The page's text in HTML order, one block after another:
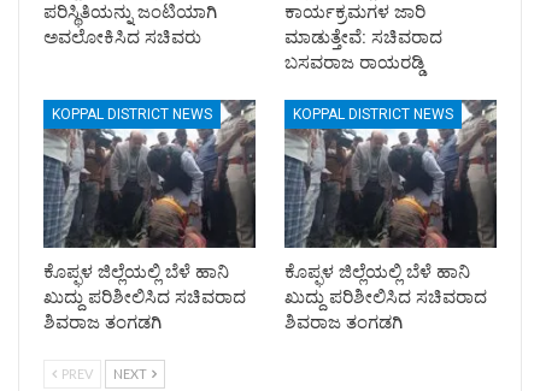
ಪರಿಸ್ಥಿತಿಯನ್ನು ಜಂಟಿಯಾಗಿ
ಅವಲೋಕಿಸಿದ ಸಚಿವರು
ಕಾರ್ಯಕ್ರಮಗಳ ಜಾರಿ
ಮಾಡುತ್ತೇವೆ: ಸಚಿವರಾದ
ಬಸವರಾಜ ರಾಯರಡ್ಡಿ
KOPPAL DISTRICT NEWS
ಕೊಪ್ಫಳ ಜಿಲ್ಲೆಯಲ್ಲಿ ಬೆಳೆ ಹಾನಿ
ಖುದ್ದು ಪರಿಶೀಲಿಸಿದ ಸಚಿವರಾದ
ಶಿವರಾಜ ತಂಗಡಗಿ
KOPPAL DISTRICT NEWS
ಕೊಪ್ಫಳ ಜಿಲ್ಲೆಯಲ್ಲಿ ಬೆಳೆ ಹಾನಿ
ಖುದ್ದು ಪರಿಶೀಲಿಸಿದ ಸಚಿವರಾದ
ಶಿವರಾಜ ತಂಗಡಗಿ
PREV NEXT